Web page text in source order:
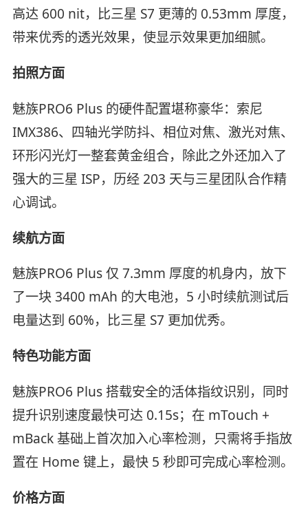
高达 600 nit，比三星 S7 更薄的 0.53mm 厚度，
带来优秀的透光效果，使显示效果更加细腻。
拍照方面
魅族PRO6 Plus 的硬件配置堪称豪华：索尼
IMX386、四轴光学防抖、相位对焦、激光对焦、
环形闪光灯一整套黄金组合，除此之外还加入了
强大的三星 ISP，历经 203 天与三星团队合作精
心调试。
续航方面
魅族PRO6 Plus 仅 7.3mm 厚度的机身内，放下
了一块 3400 mAh 的大电池，5 小时续航测试后
电量达到 60%，比三星 S7 更加优秀。
特色功能方面
魅族PRO6 Plus 搭载安全的活体指纹识别，同时
提升识别速度最快可达 0.15s；在 mTouch +
mBack 基础上首次加入心率检测，只需将手指放
置在 Home 键上，最快 5 秒即可完成心率检测。
价格方面